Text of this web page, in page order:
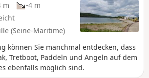
m
-4 m
(Seine-Maritime)
können Sie manchmal entdecken, dass
Tretboot, Paddeln und Angeln auf dem
ebenfalls möglich sind.